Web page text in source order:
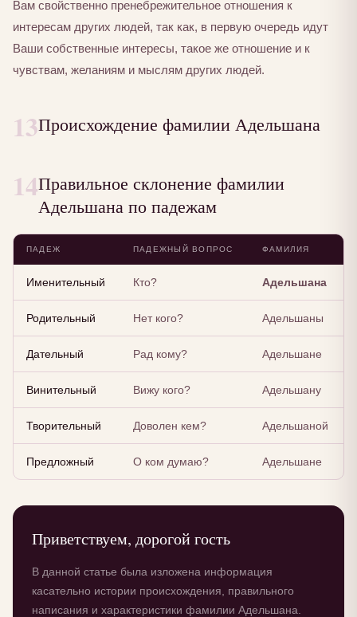
Вам свойственно пренебрежительное отношения к
интересам других людей, так как, в первую очередь идут
Ваши собственные интересы, такое же отношение и к
чувствам, желаниям и мыслям других людей.
13Происхождение фамилии Адельшана
14Правильное склонение фамилии
Адельшана по падежам
ПАДЕЖ ПАДЕЖНЫЙ ВОПРОС ФАМИЛИЯ
Именительный Кто? Адельшана
Родительный Нет кого? Адельшаны
Дательный Рад кому? Адельшане
Винительный Вижу кого? Адельшану
Творительный Доволен кем? Адельшаной
Предложный О ком думаю? Адельшане
Приветствуем, дорогой гость
В данной статье была изложена информация
касательно истории происхождения, правильного
написания и характеристики фамилии Адельшана.